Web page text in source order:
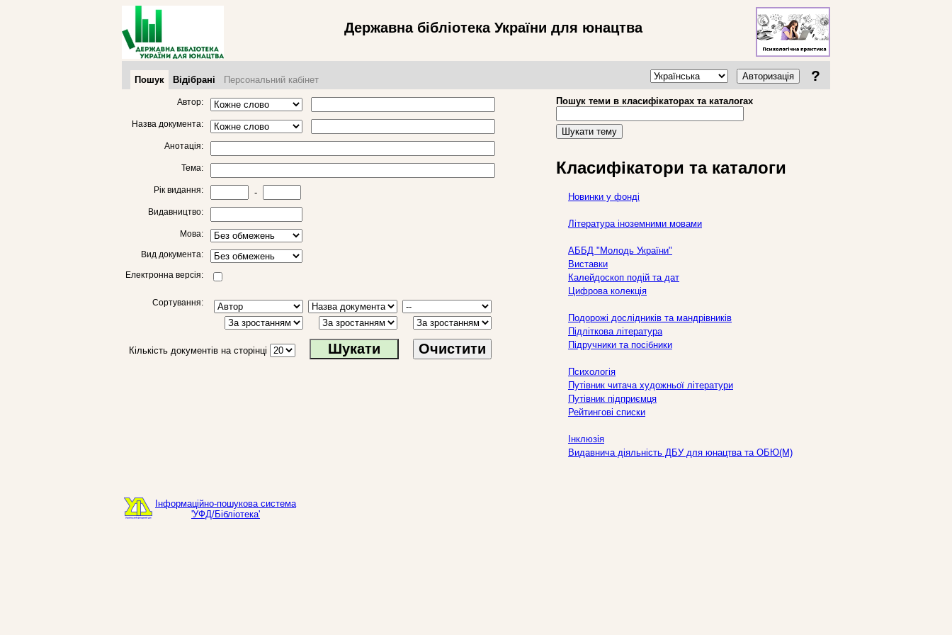
Державна бібліотека України для юнацтва
Пошук Відібрані Персональний кабінет Авторизація ?
Автор:
Назва документа:
Анотація:
Тема:
Рік видання: -
Видавництво:
Мова:
Вид документа:
Електронна версія:
Сортування:
Кількість документів на сторінці Очистити
Пошук теми в класифікаторах та каталогах
Шукати тему
Класифікатори та каталоги
Новинки у фонді
Література іноземними мовами
АББД "Молодь України"
Виставки
Калейдоскоп подій та дат
Цифрова колекція
Подорожі дослідників та мандрівників
Підліткова література
Підручники та посібники
Психологія
Путівник читача художньої літератури
Путівник підприємця
Рейтингові списки
Інклюзія
Видавнича діяльність ДБУ для юнацтва та ОБЮ(М)
Інформаційно-пошукова система
'УФД/Бібліотека'